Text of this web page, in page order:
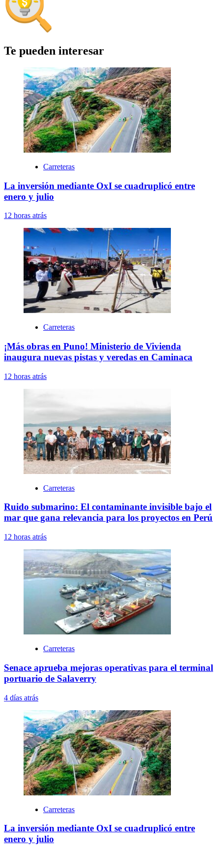
Te pueden interesar
Carreteras
La inversión mediante OxI se cuadruplicó entre
enero y julio
12 horas atrás
Carreteras
¡Más obras en Puno! Ministerio de Vivienda
inaugura nuevas pistas y veredas en Caminaca
12 horas atrás
Carreteras
Ruido submarino: El contaminante invisible bajo el
mar que gana relevancia para los proyectos en Perú
12 horas atrás
Carreteras
Senace aprueba mejoras operativas para el terminal
portuario de Salaverry
4 días atrás
Carreteras
La inversión mediante OxI se cuadruplicó entre
enero y julio